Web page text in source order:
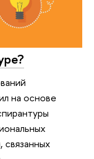
на основе
связанных